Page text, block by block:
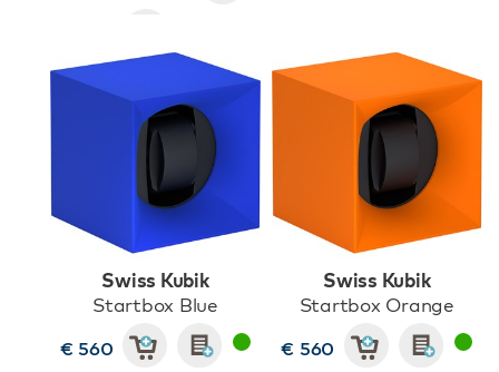
Swiss Kubik
Startbox Blue
€ 560
Swiss Kubik
Startbox Orange
€ 560